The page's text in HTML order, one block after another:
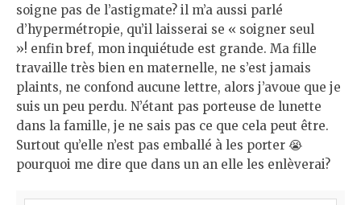
soigne pas de l’astigmate? il m’a aussi parlé
d’hypermétropie, qu’il laisserai se « soigner seul
»! enfin bref, mon inquiétude est grande. Ma fille
travaille très bien en maternelle, ne s’est jamais
plaints, ne confond aucune lettre, alors j’avoue que je
suis un peu perdu. N’étant pas porteuse de lunette
dans la famille, je ne sais pas ce que cela peut être.
Surtout qu’elle n’est pas emballé à les porter 😭
pourquoi me dire que dans un an elle les enlèverai?